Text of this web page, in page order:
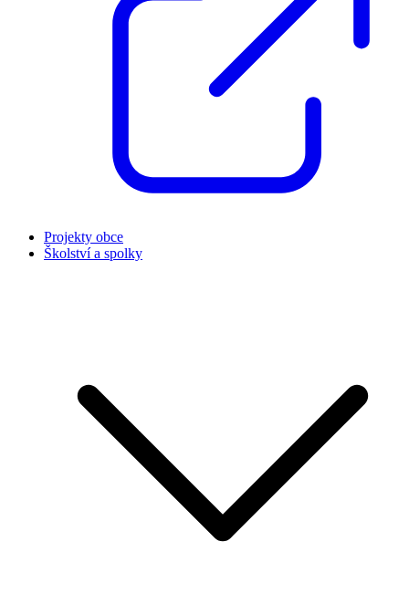
Projekty obce
Školství a spolky